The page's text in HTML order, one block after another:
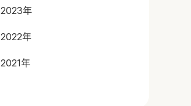
2023年
2022年
2021年